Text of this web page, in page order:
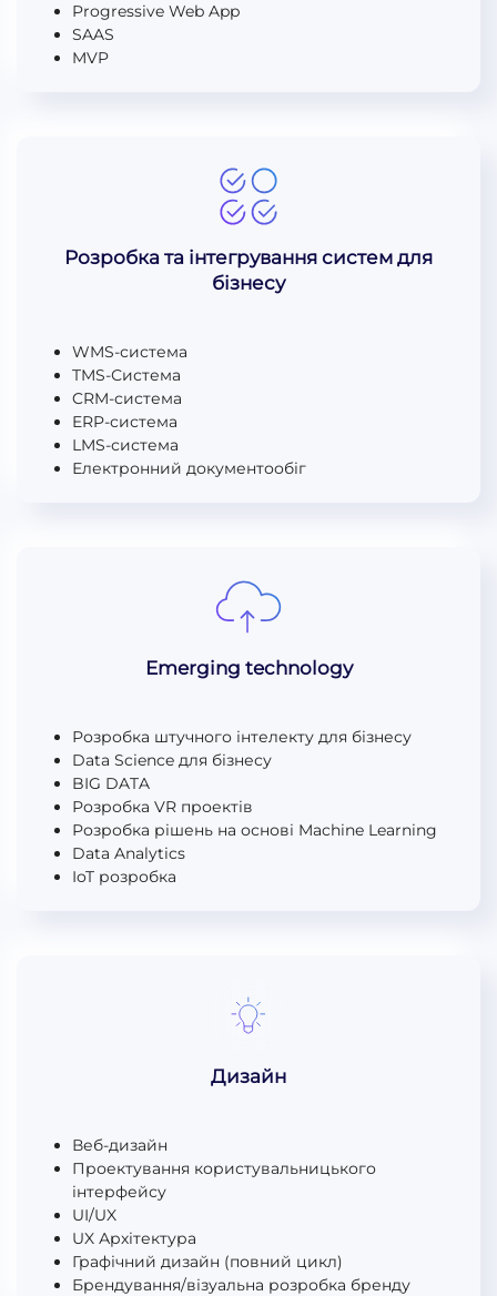
Progressive Web App
SAAS
MVP
Розробка та інтегрування систем для
бізнесу
WMS-система
TMS-Система
CRM-система
ERP-система
LMS-система
Електронний документообіг
Emerging technology
Розробка штучного інтелекту для бізнесу
Data Science для бізнесу
BIG DATA
Розробка VR проектів
Розробка рішень на основі Machine Learning
Data Analytics
IoT розробка
Дизайн
Веб-дизайн
Проектування користувальницького
інтерфейсу
UI/UX
UX Архітектура
Графічний дизайн (повний цикл)
Брендування/візуальна розробка бренду